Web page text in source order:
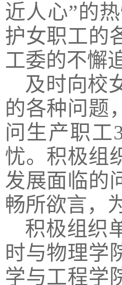
近人心”的
护女职工的
工委的不懈
及时向校
的各种问题
问 生产职工
忧。积极组
发展面临的
畅所欲言，
积极组织
时与物理学
学与工程学